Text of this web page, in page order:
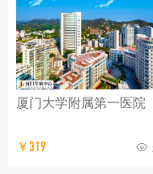
厦门大学附属第一医院
￥319